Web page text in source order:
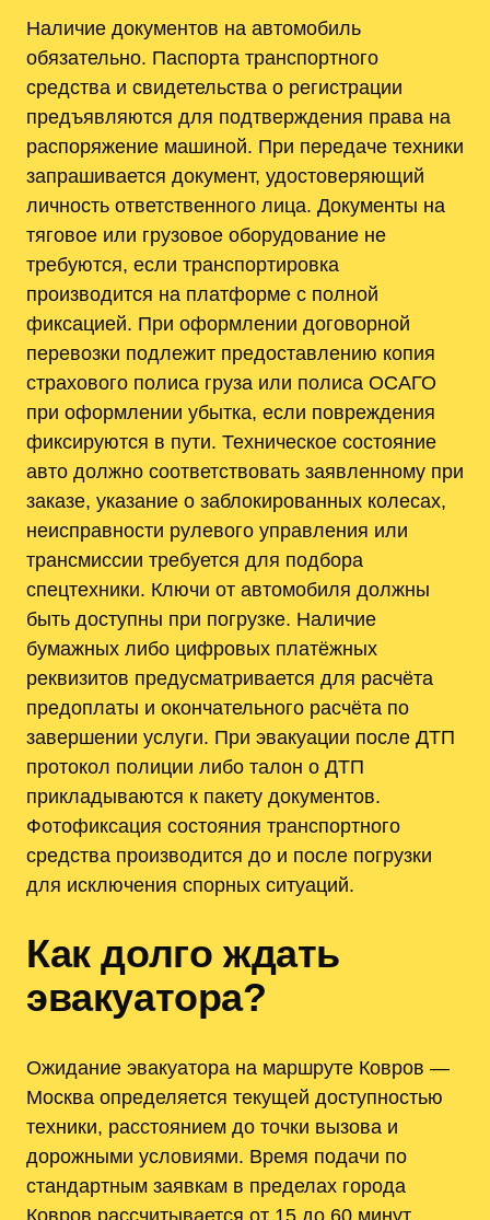
Наличие документов на автомобиль
обязательно. Паспорта транспортного
средства и свидетельства о регистрации
предъявляются для подтверждения права на
распоряжение машиной. При передаче техники
запрашивается документ, удостоверяющий
личность ответственного лица. Документы на
тяговое или грузовое оборудование не
требуются, если транспортировка
производится на платформе с полной
фиксацией. При оформлении договорной
перевозки подлежит предоставлению копия
страхового полиса груза или полиса ОСАГО
при оформлении убытка, если повреждения
фиксируются в пути. Техническое состояние
авто должно соответствовать заявленному при
заказе, указание о заблокированных колесах,
неисправности рулевого управления или
трансмиссии требуется для подбора
спецтехники. Ключи от автомобиля должны
быть доступны при погрузке. Наличие
бумажных либо цифровых платёжных
реквизитов предусматривается для расчёта
предоплаты и окончательного расчёта по
завершении услуги. При эвакуации после ДТП
протокол полиции либо талон о ДТП
прикладываются к пакету документов.
Фотофиксация состояния транспортного
средства производится до и после погрузки
для исключения спорных ситуаций.
Как долго ждать
эвакуатора?
Ожидание эвакуатора на маршруте Ковров —
Москва определяется текущей доступностью
техники, расстоянием до точки вызова и
дорожными условиями. Время подачи по
стандартным заявкам в пределах города